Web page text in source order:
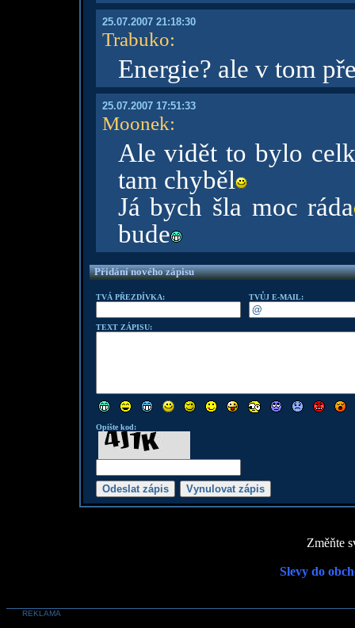
25.07.2007 21:18:30
Trabuko:
Energie? ale v tom
25.07.2007 17:51:33
Moonek:
Ale vidět to bylo
tam chyběl
Já bych šla moc ráda
bude
Přidání nového zápisu
TVÁ PŘEZDÍVKA: TVŮJ E-MAIL:
TEXT ZÁPISU:
Opište kod:
Změňte
Slevy do
REKLAMA